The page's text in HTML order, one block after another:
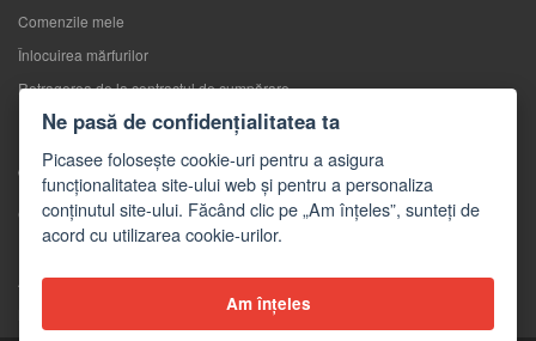
Comenzile mele
Înlocuirea mărfurilor
Retragerea de la contractul de cumpărare
Reclamaţii
CONTACTE
Contacte
Formular de contact
Angro
Ne pasă de confidențialitatea ta
Picasee folosește cookie-uri pentru a asigura
funcționalitatea site-ului web și pentru a personaliza
conținutul site-ului. Făcând clic pe „Am înțeles”, sunteți de
acord cu utilizarea cookie-urilor.
Am înțeles